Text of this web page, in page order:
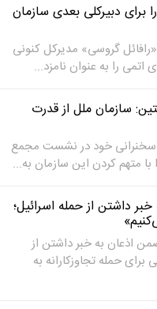
برای دبیرکلی بعدی سازمان
«رافائل گروسی» مدیرکل کنونی
اتمی را به عنوان نامزد...
سازمان ملل از قدرت
سخنرانی خود در نشست مجمع
متهم کردن این سازمان به...
داشتن از حمله اسرائیل؛
اذعان به خبر داشتن از
برای حمله تجاوزکارانه به